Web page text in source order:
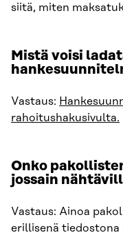
siitä, miten
Mistä voisi
Vastaus:
rahoitushakusivulta.
Onko
jossain
Vastaus: Ainoa
erillisenä